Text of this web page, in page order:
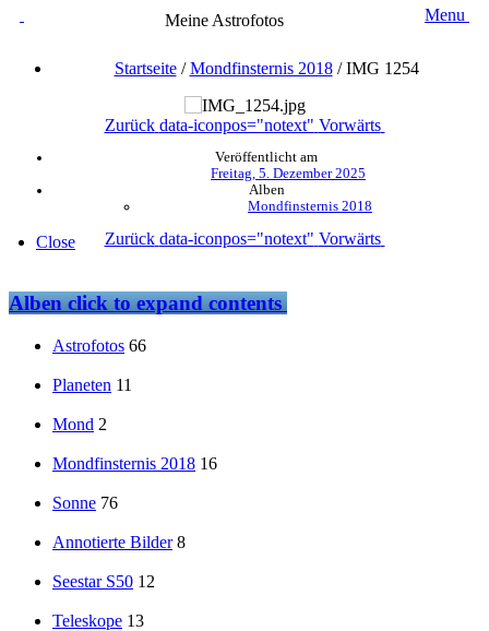
Meine Astrofotos Menu
Startseite/Mondfinsternis 2018/IMG 1254
Zurück data-iconpos="notext" Vorwärts
Veröffentlicht am
Freitag, 5. Dezember 2025
Alben
Mondfinsternis 2018
Zurück data-iconpos="notext" Vorwärts
Close
Albenclick to expand contents
Astrofotos 66
Planeten 11
Mond 2
Mondfinsternis 2018 16
Sonne 76
Annotierte Bilder 8
Seestar S50 12
Teleskope 13